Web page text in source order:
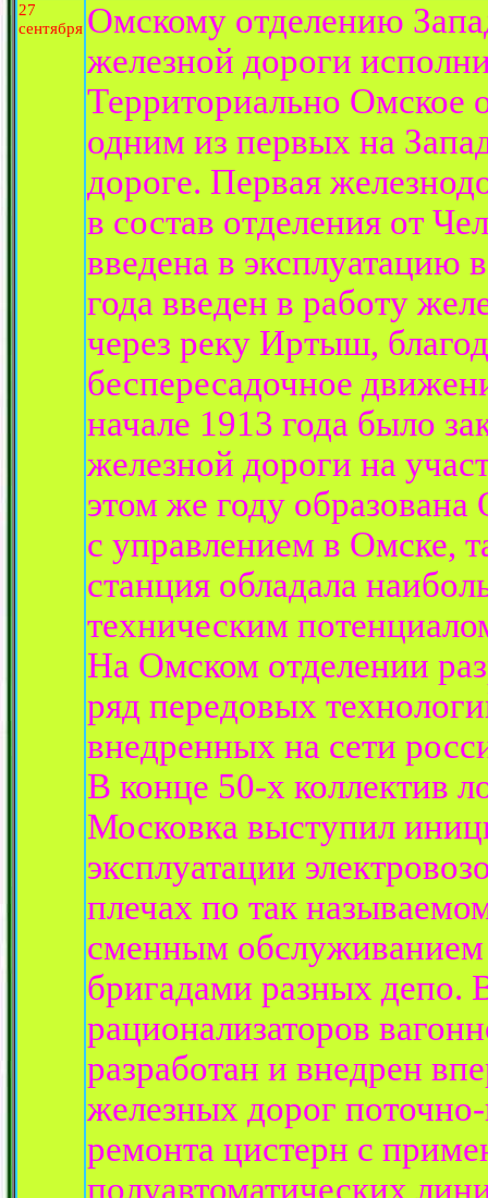
27
сентября Омскому отделению
железной дороги
Территориально Омское
одним из первых на
дороге. Первая
в состав отделения от
введена в эксплуатацию
года введен в работу
через реку Иртыш,
беспересадочное
начале 1913 года было
железной дороги на
этом же году
с управлением в Омске,
станция обладала
техническим
На Омском отделении
ряд передовых
внедренных на сети
В конце 50-х коллектив
Московка выступил
эксплуатации
плечах по так
сменным
бригадами разных депо.
рационализаторов
разработан и внедрен
железных дорог
ремонта цистерн с
полуавтоматических